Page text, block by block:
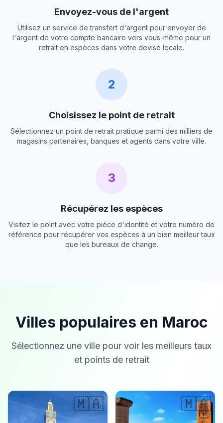
Envoyez-vous de l'argent
Utilisez un service de transfert d'argent pour envoyer de
l'argent de votre compte bancaire vers vous-même pour un
retrait en espèces dans votre devise locale.
2
Choisissez le point de retrait
Sélectionnez un point de retrait pratique parmi des milliers de
magasins partenaires, banques et agents dans votre ville.
3
Récupérez les espèces
Visitez le point avec votre pièce d'identité et votre numéro de
référence pour récupérer vos espèces à un bien meilleur taux
que les bureaux de change.
Villes populaires en Maroc
Sélectionnez une ville pour voir les meilleurs taux
et points de retrait
🇲🇦 🇲🇦